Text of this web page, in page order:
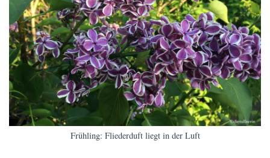
Frühling: Fliederduft liegt in der Luft